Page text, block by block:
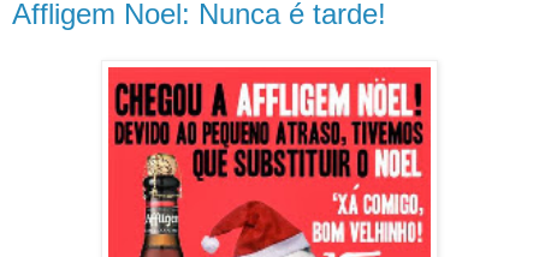
Affligem Noel: Nunca é tarde!